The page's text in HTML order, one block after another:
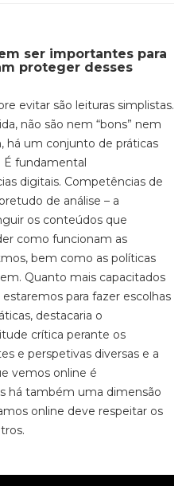
ser importantes para
proteger desses
evitar são leituras simplistas.
não são nem “bons” nem
há um conjunto de práticas
É fundamental
digitais. Competências de
de análise – a
os conteúdos que
como funcionam as
bem como as políticas
Quanto mais capacitados
para fazer escolhas
destacaria o
crítica perante os
e perspetivas diversas e a
vemos online é
há também uma dimensão
online deve respeitar os